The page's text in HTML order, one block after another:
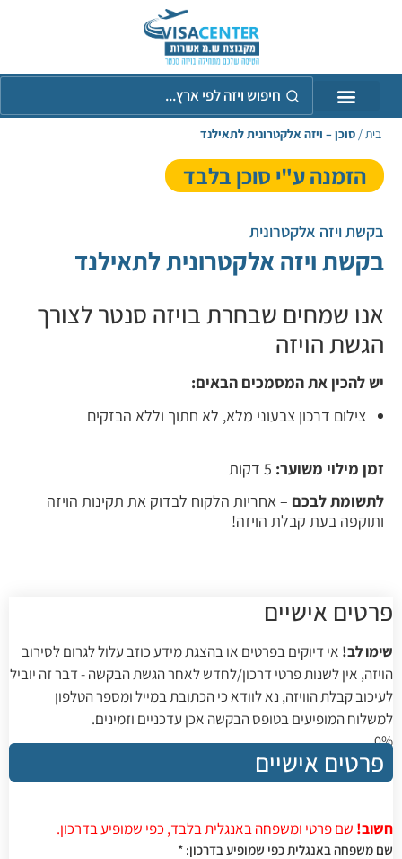
חיפוש
ויזה
לפי
בית/ סוכן – ויזה אלקטרונית לתאילנד
הזמנה ע"י סוכן בלבד
בקשת ויזה אלקטרונית
בקשת ויזה אלקטרונית לתאילנד
אנו שמחים שבחרת בויזה סנטר לצורך
הגשת הויזה
יש להכין את המסמכים הבאים:
צילום דרכון צבעוני מלא, לא חתוך וללא הבזקים
זמן מילוי משוער: 5 דקות
לתשומת לבכם – אחריות הלקוח לבדוק את תקינות הויזה
ותוקפה בעת קבלת הויזה!
פרטים אישיים
שימו לב! אי דיוקים בפרטים או בהצגת מידע כוזב עלול לגרום לסירוב
הויזה, אין לשנות פרטי דרכון/לחדש לאחר הגשת הבקשה - דבר זה יוביל
לעיכוב קבלת הוויזה, נא לוודא כי הכתובת במייל ומספר הטלפון
למשלוח המופיעים בטופס הבקשה אכן עדכניים וזמינים.
0%
פרטים אישיים
חשוב! שם פרטי ומשפחה באנגלית בלבד, כפי שמופיע בדרכון.
שם משפחה באנגלית כפי שמופיע בדרכון: *